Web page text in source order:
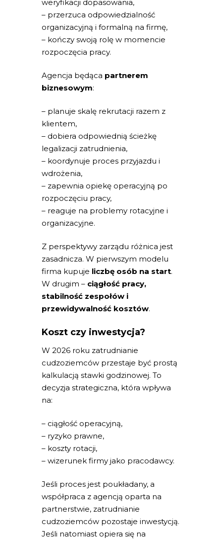
weryfikacji dopasowania,
– przerzuca odpowiedzialność
organizacyjną i formalną na firmę,
– kończy swoją rolę w momencie
rozpoczęcia pracy.
Agencja będąca partnerem
biznesowym:
– planuje skalę rekrutacji razem z
klientem,
– dobiera odpowiednią ścieżkę
legalizacji zatrudnienia,
– koordynuje proces przyjazdu i
wdrożenia,
– zapewnia opiekę operacyjną po
rozpoczęciu pracy,
– reaguje na problemy rotacyjne i
organizacyjne.
Z perspektywy zarządu różnica jest
zasadnicza. W pierwszym modelu
firma kupuje liczbę osób na start.
W drugim – ciągłość pracy,
stabilność zespołów i
przewidywalność kosztów.
Koszt czy inwestycja?
W 2026 roku zatrudnianie
cudzoziemców przestaje być prostą
kalkulacją stawki godzinowej. To
decyzja strategiczna, która wpływa
na:
– ciągłość operacyjną,
– ryzyko prawne,
– koszty rotacji,
– wizerunek firmy jako pracodawcy.
Jeśli proces jest poukładany, a
współpraca z agencją oparta na
partnerstwie, zatrudnianie
cudzoziemców pozostaje inwestycją.
Jeśli natomiast opiera się na